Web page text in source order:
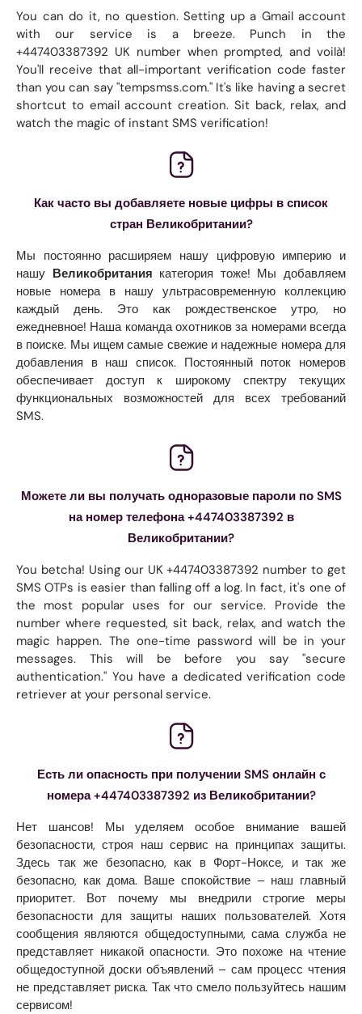
You can do it, no question. Setting up a Gmail account
with our service is a breeze. Punch in the
+447403387392 UK number when prompted, and voilà!
You'll receive that all-important verification code faster
than you can say "tempsmss.com." It's like having a secret
shortcut to email account creation. Sit back, relax, and
watch the magic of instant SMS verification!
Как часто вы добавляете новые цифры в список
стран Великобритании?
Мы постоянно расширяем нашу цифровую империю и
нашу Великобритания категория тоже! Мы добавляем
новые номера в нашу ультрасовременную коллекцию
каждый день. Это как рождественское утро, но
ежедневное! Наша команда охотников за номерами всегда
в поиске. Мы ищем самые свежие и надежные номера для
добавления в наш список. Постоянный поток номеров
обеспечивает доступ к широкому спектру текущих
функциональных возможностей для всех требований
SMS.
Можете ли вы получать одноразовые пароли по SMS
на номер телефона +447403387392 в
Великобритании?
You betcha! Using our UK +447403387392 number to get
SMS OTPs is easier than falling off a log. In fact, it's one of
the most popular uses for our service. Provide the
number where requested, sit back, relax, and watch the
magic happen. The one-time password will be in your
messages. This will be before you say "secure
authentication." You have a dedicated verification code
retriever at your personal service.
Есть ли опасность при получении SMS онлайн с
номера +447403387392 из Великобритании?
Нет шансов! Мы уделяем особое внимание вашей
безопасности, строя наш сервис на принципах защиты.
Здесь так же безопасно, как в Форт-Ноксе, и так же
безопасно, как дома. Ваше спокойствие – наш главный
приоритет. Вот почему мы внедрили строгие меры
безопасности для защиты наших пользователей. Хотя
сообщения являются общедоступными, сама служба не
представляет никакой опасности. Это похоже на чтение
общедоступной доски объявлений – сам процесс чтения
не представляет риска. Так что смело пользуйтесь нашим
сервисом!